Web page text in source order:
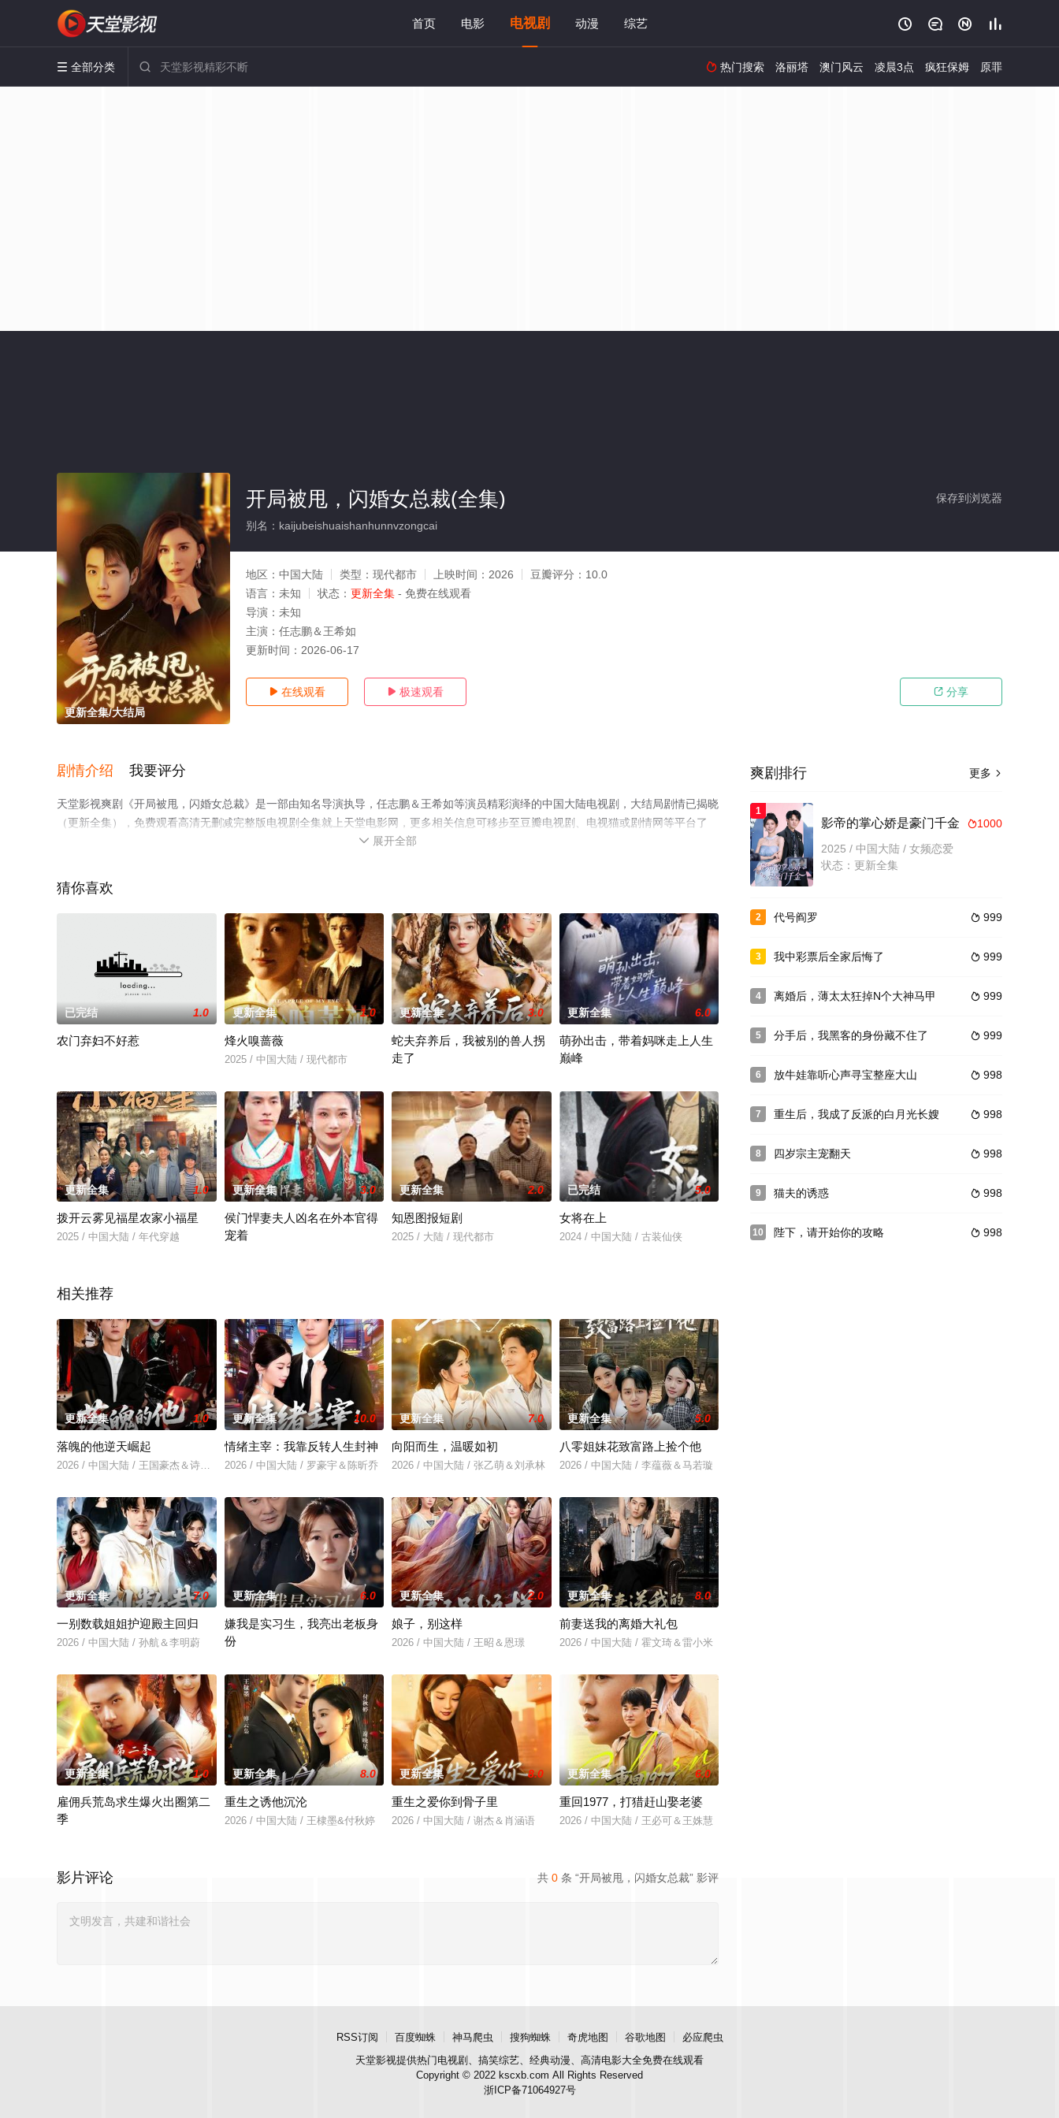
首页 电影 电视剧 动漫 综艺    
 全部分类   热门搜索 洛丽塔 澳门风云 凌晨3点 疯狂保姆 原罪
更新全集/大结局
保存到浏览器
开局被甩，闪婚女总裁(全集)
别名：kaijubeishuaishanhunnvzongcai
地区： 中国大陆 类型： 现代都市 上映时间： 2026 豆瓣评分： 10.0
语言： 未知 状态： 更新全集 - 免费在线观看
导演： 未知
主演： 任志鹏＆王希如
更新时间： 2026-06-17
 在线观看  极速观看  分享
剧情介绍 我要评分
天堂影视爽剧《开局被甩，闪婚女总裁》是一部由知名导演执导，任志鹏＆王希如等演员精彩演绎的中国大陆电视剧，大结局剧情已揭晓
（更新全集），免费观看高清无删减完整版电视剧全集就上天堂电影网，更多相关信息可移步至豆瓣电视剧、电视猫或剧情网等平台了
 展开全部
猜你喜欢
已完结 1.0
农门弃妇不好惹
更新全集 1.0
烽火嗅蔷薇
2025 / 中国大陆 / 现代都市
更新全集 3.0
蛇夫弃养后，我被别的兽人拐
走了
更新全集 6.0
萌孙出击，带着妈咪走上人生
巅峰
更新全集 1.0
拨开云雾见福星农家小福星
2025 / 中国大陆 / 年代穿越
更新全集 3.0
侯门悍妻夫人凶名在外本官得
宠着
更新全集 2.0
知恩图报短剧
2025 / 大陆 / 现代都市
已完结 5.0
女将在上
2024 / 中国大陆 / 古装仙侠
相关推荐
更新全集 1.0
落魄的他逆天崛起
2026 / 中国大陆 / 王国豪杰＆诗语＆梁辰羽
更新全集 10.0
情绪主宰：我靠反转人生封神
2026 / 中国大陆 / 罗豪宇＆陈昕乔
更新全集 7.0
向阳而生，温暖如初
2026 / 中国大陆 / 张乙萌＆刘承林
更新全集 5.0
八零姐妹花致富路上捡个他
2026 / 中国大陆 / 李蕴薇＆马若璇
更新全集 7.0
一别数载姐姐护迎殿主回归
2026 / 中国大陆 / 孙航＆李明蔚
更新全集 6.0
嫌我是实习生，我亮出老板身
份
更新全集 2.0
娘子，别这样
2026 / 中国大陆 / 王昭＆恩璟
更新全集 8.0
前妻送我的离婚大礼包
2026 / 中国大陆 / 霍文琦＆雷小米
更新全集 1.0
雇佣兵荒岛求生爆火出圈第二
季
更新全集 8.0
重生之诱他沉沦
2026 / 中国大陆 / 王棣墨&付秋婷
更新全集 8.0
重生之爱你到骨子里
2026 / 中国大陆 / 谢杰＆肖涵语
更新全集 6.0
重回1977，打猎赶山娶老婆
2026 / 中国大陆 / 王必可＆王姝慧
共 0 条 “开局被甩，闪婚女总裁” 影评
影片评论
更多 
爽剧排行
1
1000
影帝的掌心娇是豪门千金
2025 / 中国大陆 / 女频恋爱
状态：更新全集
2  999
代号阎罗
3  999
我中彩票后全家后悔了
4  999
离婚后，薄太太狂掉N个大神马甲
5  999
分手后，我黑客的身份藏不住了
6  998
放牛娃靠听心声寻宝整座大山
7  998
重生后，我成了反派的白月光长嫂
8  998
四岁宗主宠翻天
9  998
猫夫的诱惑
10  998
陛下，请开始你的攻略
RSS订阅 百度蜘蛛 神马爬虫 搜狗蜘蛛 奇虎地图 谷歌地图
必应爬虫
天堂影视提供热门电视剧、搞笑综艺、经典动漫、高清电影大全免费在线观看
Copyright © 2022 kscxb.com All Rights Reserved
浙ICP备71064927号